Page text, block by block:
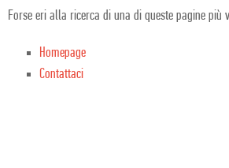
Forse eri alla ricerca di una di queste pagine più
Homepage
Contattaci